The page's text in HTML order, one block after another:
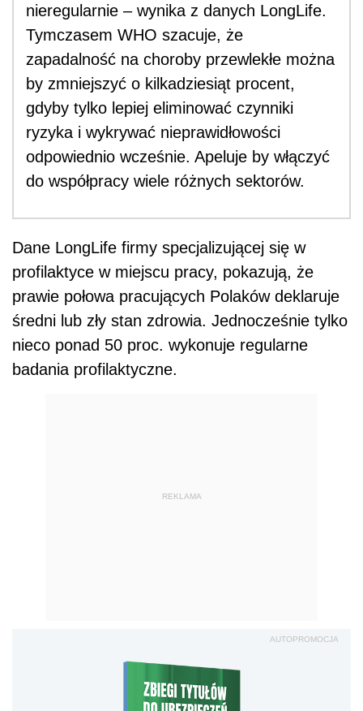
nieregularnie – wynika z danych LongLife.
Tymczasem WHO szacuje, że
zapadalność na choroby przewlekłe można
by zmniejszyć o kilkadziesiąt procent,
gdyby tylko lepiej eliminować czynniki
ryzyka i wykrywać nieprawidłowości
odpowiednio wcześnie. Apeluje by włączyć
do współpracy wiele różnych sektorów.
Dane LongLife firmy specjalizującej się w
profilaktyce w miejscu pracy, pokazują, że
prawie połowa pracujących Polaków deklaruje
średni lub zły stan zdrowia. Jednocześnie tylko
nieco ponad 50 proc. wykonuje regularne
badania profilaktyczne.
REKLAMA
AUTOPROMOCJA